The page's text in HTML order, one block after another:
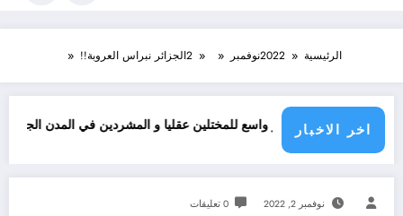
الرئيسية 2022نوفمبر 2الجزائر نبراس العروبة!!
اخر الاخبار
انتشار واسع للمختلين عقليا و المشردين في المدن الجزائرية
نوفمبر 2, 2022 0 تعليقات